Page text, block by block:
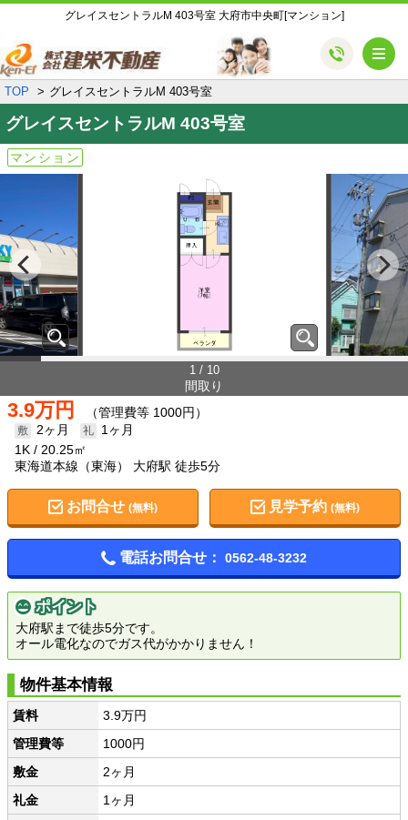
グレイスセントラルM 403号室 大府市中央町[マンション]
TOP グレイスセントラルM 403号室
グレイスセントラルM 403号室
マンション
1 / 10
間取り
3.9万円 （管理費等 1000円）
2ヶ月
1ヶ月
1K
20.25㎡
東海道本線（東海） 大府駅 徒歩5分
お問合せ (無料) 見学予約(無料)
電話お問合せ： 0562-48-3232
ポイント
大府駅まで徒歩5分です。
オール電化なのでガス代がかかりません！
物件基本情報
賃料
3.9万円
管理費等
1000円
敷金
2ヶ月
礼金
1ヶ月